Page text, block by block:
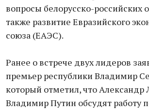
вопросы белорусско-российских
также развитие Евразийского
союза (ЕАЭС).
Ранее о встрече двух лидеров
премьер республики Владимир
который отметил, что Александр
Владимир Путин обсудят работу